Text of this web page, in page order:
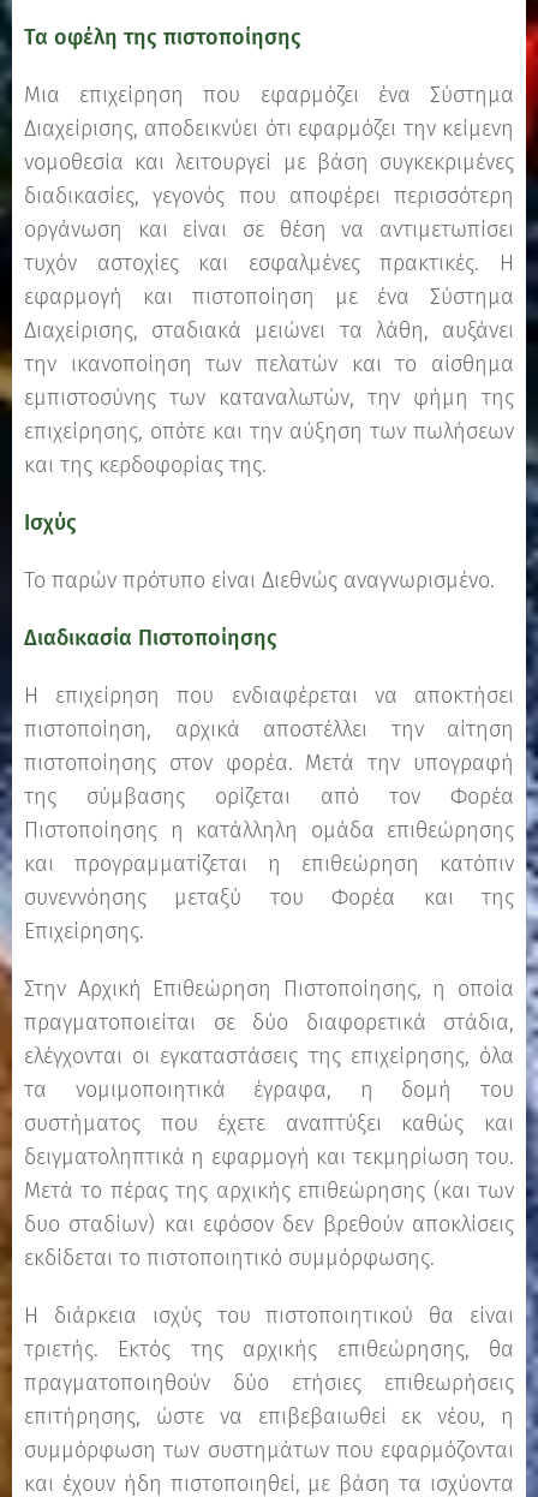
Τα οφέλη της πιστοποίησης
Μια επιχείρηση που εφαρμόζει ένα Σύστημα
Διαχείρισης, αποδεικνύει ότι εφαρμόζει την κείμενη
νομοθεσία και λειτουργεί με βάση συγκεκριμένες
διαδικασίες, γεγονός που αποφέρει περισσότερη
οργάνωση και είναι σε θέση να αντιμετωπίσει
τυχόν αστοχίες και εσφαλμένες πρακτικές. Η
εφαρμογή και πιστοποίηση με ένα Σύστημα
Διαχείρισης, σταδιακά μειώνει τα λάθη, αυξάνει
την ικανοποίηση των πελατών και το αίσθημα
εμπιστοσύνης των καταναλωτών, την φήμη της
επιχείρησης, οπότε και την αύξηση των πωλήσεων
και της κερδοφορίας της.
Ισχύς
Το παρών πρότυπο είναι Διεθνώς αναγνωρισμένο.
Διαδικασία Πιστοποίησης
Η επιχείρηση που ενδιαφέρεται να αποκτήσει
πιστοποίηση, αρχικά αποστέλλει την αίτηση
πιστοποίησης στον φορέα. Μετά την υπογραφή
της σύμβασης ορίζεται από τον Φορέα
Πιστοποίησης η κατάλληλη ομάδα επιθεώρησης
και προγραμματίζεται η επιθεώρηση κατόπιν
συνεννόησης μεταξύ του Φορέα και της
Επιχείρησης.
Στην Αρχική Επιθεώρηση Πιστοποίησης, η οποία
πραγματοποιείται σε δύο διαφορετικά στάδια,
ελέγχονται οι εγκαταστάσεις της επιχείρησης, όλα
τα νομιμοποιητικά έγραφα, η δομή του
συστήματος που έχετε αναπτύξει καθώς και
δειγματοληπτικά η εφαρμογή και τεκμηρίωση του.
Μετά το πέρας της αρχικής επιθεώρησης (και των
δυο σταδίων) και εφόσον δεν βρεθούν αποκλίσεις
εκδίδεται το πιστοποιητικό συμμόρφωσης.
Η διάρκεια ισχύς του πιστοποιητικού θα είναι
τριετής. Εκτός της αρχικής επιθεώρησης, θα
πραγματοποιηθούν δύο ετήσιες επιθεωρήσεις
επιτήρησης, ώστε να επιβεβαιωθεί εκ νέου, η
συμμόρφωση των συστημάτων που εφαρμόζονται
και έχουν ήδη πιστοποιηθεί, με βάση τα ισχύοντα